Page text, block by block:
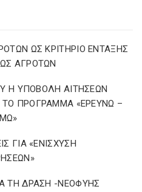
ΩΣ ΚΡΙΤΗΡΙΟ ΕΝΤΑΞΗΣ
ΑΓΡΟΤΩΝ
Η ΥΠΟΒΟΛΗ ΑΙΤΗΣΕΩΝ
ΠΡΟΓΡΑΜΜΑ «ΕΡΕΥΝΩ –
ΓΙΑ «ΕΝΙΣΧΥΣΗ
ΤΗ ΔΡΑΣΗ -ΝΕΟΦΥΗΣ